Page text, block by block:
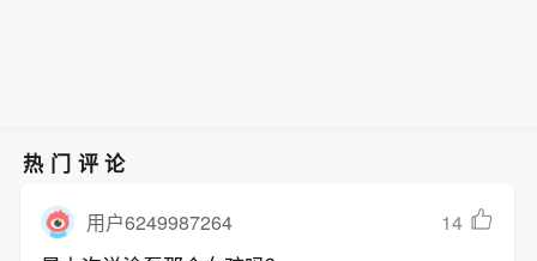
热门评论
用户6249987264 14